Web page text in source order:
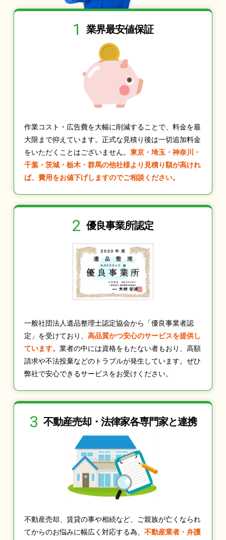
1 業界最安値保証
作業コスト・広告費を大幅に削減することで、料金を最
大限まで抑えています。正式な見積り後は一切追加料金
をいただくことはございません。 東京・埼玉・神奈川・
千葉・茨城・栃木・群馬の他社様より見積り額が高けれ
ば、費用をお値下げしますのでご相談ください。
2 優良事業所認定
一般社団法人遺品整理士認定協会から「優良事業者認
定」を受けており、 高品質かつ安心のサービスを提供し
ています。 業者の中には資格をもたない者もおり、高額
請求や不法投棄などのトラブルが発生しています。ぜひ
弊社で安心できるサービスをお受けください。
3 不動産売却・法律家各専門家と連携
不動産売却、賃貸の事や相続など、ご親族が亡くなられ
てからのお悩みに幅広く対応する為、 不動産業者・弁護